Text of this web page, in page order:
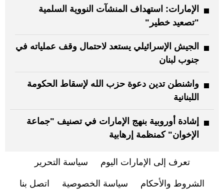
الإمارات: استهداف المنشآت النووية السلمية
"تصعيد خطير"
الجيش الإسرائيلي يستعد لاحتمال وقف عملياته في
جنوب لبنان
واشنطن تدين دعوة حزب الله لإسقاط الحكومة
اللبنانية
إشادة أوروبية بنهج الإمارات في تصنيف "جماعة
الإخوان" كمنظمة إرهابية
تعرف إلى الإمارات اليوم سياسة التحرير
الشروط والأحكام سياسة الخصوصية اتصل بنا